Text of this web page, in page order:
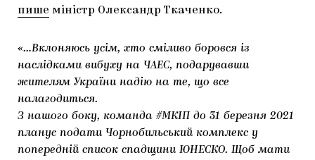
пише міністр Олександр Ткаченко.
«…Вклоняюсь усім, хто сміливо боровся із
наслідками вибуху на ЧАЕС, подарувавши
жителям України надію на те, що все
налагодиться.
З нашого боку, команда #МКІП до 31 березня 2021
планує подати Чорнобильський комплекс у
попередній список спадщини ЮНЕСКО. Щоб мати